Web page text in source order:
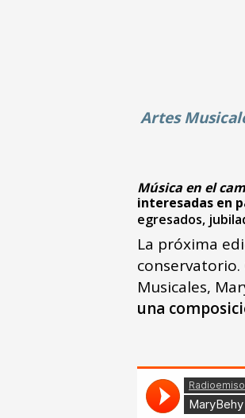
Artes
Música en el
interesadas en
egresados,
La próxima
Musicales,
una